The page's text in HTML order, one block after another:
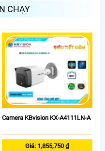
CHẠY
Camera KBvision KX-A4111LN-A
Giá: 1,855,750 ₫